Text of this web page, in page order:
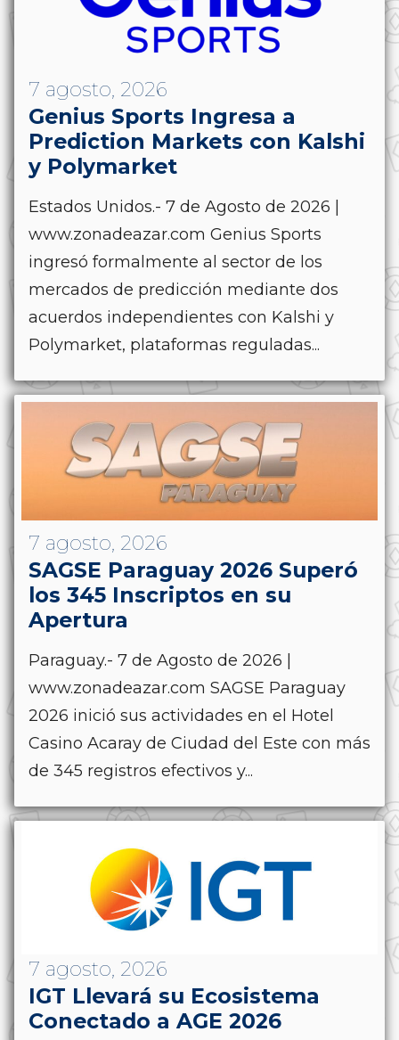
7 agosto, 2026
Genius Sports Ingresa a
Prediction Markets con Kalshi
y Polymarket
Estados Unidos.- 7 de Agosto de 2026 |
www.zonadeazar.com Genius Sports
ingresó formalmente al sector de los
mercados de predicción mediante dos
acuerdos independientes con Kalshi y
Polymarket, plataformas reguladas...
7 agosto, 2026
SAGSE Paraguay 2026 Superó
los 345 Inscriptos en su
Apertura
Paraguay.- 7 de Agosto de 2026 |
www.zonadeazar.com SAGSE Paraguay
2026 inició sus actividades en el Hotel
Casino Acaray de Ciudad del Este con más
de 345 registros efectivos y...
7 agosto, 2026
IGT Llevará su Ecosistema
Conectado a AGE 2026